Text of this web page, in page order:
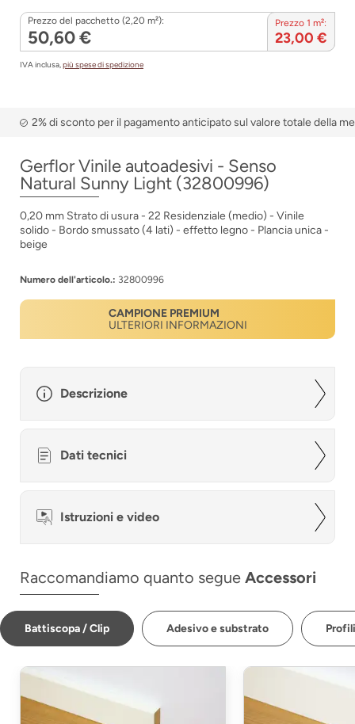
Prezzo del pacchetto (2,20 m²):
50,60 €
Prezzo 1 m²:
23,00 €
IVA inclusa,più spese di spedizione
2% di sconto per il pagamento anticipato sul valore totale della
Gerflor Vinile autoadesivi - Senso
Natural Sunny Light (32800996)
0,20 mm Strato di usura - 22 Residenziale (medio) - Vinile
solido - Bordo smussato (4 lati) - effetto legno - Plancia unica -
beige
Numero dell'articolo.: 32800996
CAMPIONE PREMIUM
ULTERIORI INFORMAZIONI
Descrizione
Dati tecnici
Istruzioni e video
Raccomandiamo quanto segue Accessori
Battiscopa / Clip Adesivo e substrato Profili